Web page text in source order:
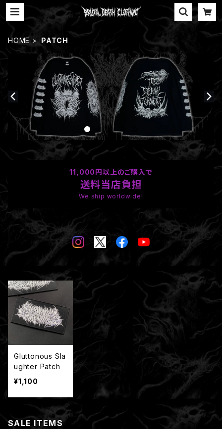
HOME PATCH
11,000円以上のご購入で
送料当店負担
We ship worldwide!
Gluttonous Sla
ughter Patch
¥1,100
SALE ITEMS